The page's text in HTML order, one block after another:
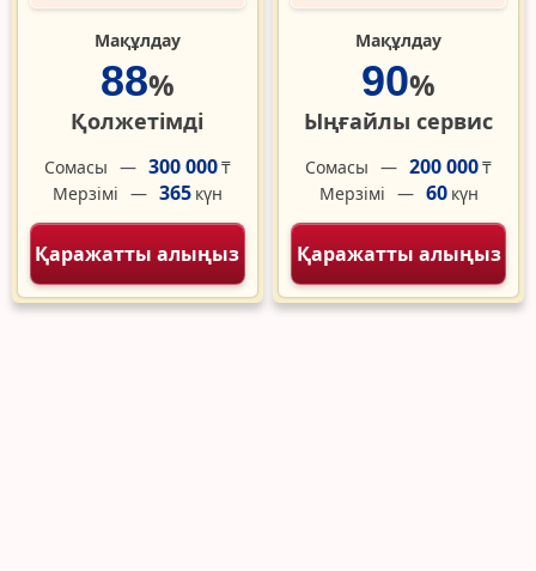
Мақұлдау
88%
Қолжетімді
Сомасы 300 000₸
Мерзімі
365 күн
Қаражатты алыңыз
Мақұлдау
90%
Ыңғайлы сервис
Сомасы 200 000₸
Мерзімі
60 күн
Қаражатты алыңыз